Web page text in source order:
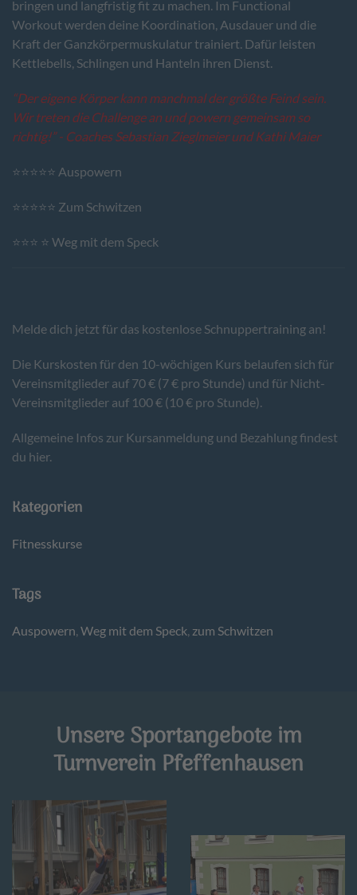
bringen und langfristig fit zu machen. Im Functional
Workout werden deine Koordination, Ausdauer und die
Kraft der Ganzkörpermuskulatur trainiert. Dafür leisten
Kettlebells, Schlingen und Hanteln ihren Dienst.
“Der eigene Körper kann manchmal der größte Feind sein.
Wir treten die Challenge an und powern gemeinsam so
richtig!” - Coaches Sebastian Zieglmeier und Kathi Maier
⭐⭐⭐⭐⭐ Auspowern
⭐⭐⭐⭐⭐ Zum Schwitzen
⭐⭐⭐ ⭐ Weg mit dem Speck
Melde dich jetzt für das kostenlose Schnuppertraining an!
Die Kurskosten für den 10-wöchigen Kurs belaufen sich für
Vereinsmitglieder auf 70 € (7 € pro Stunde) und für Nicht-
Vereinsmitglieder auf 100 € (10 € pro Stunde).
Allgemeine Infos zur Kursanmeldung und Bezahlung findest
du hier.
Kategorien
Fitnesskurse
Tags
Auspowern, Weg mit dem Speck, zum Schwitzen
Unsere Sportangebote im
Turnverein Pfeffenhausen